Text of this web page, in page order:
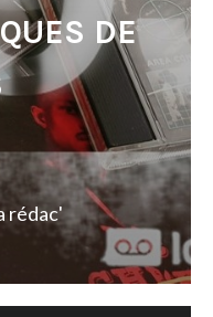
DE
rédac'